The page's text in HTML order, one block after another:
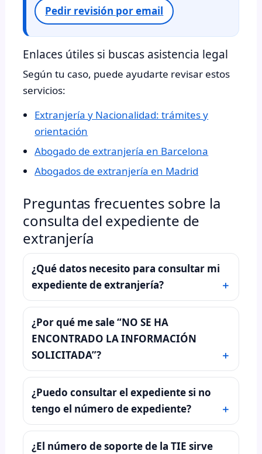
Pedir revisión por email
Enlaces útiles si buscas asistencia legal
Según tu caso, puede ayudarte revisar estos
servicios:
Extranjería y Nacionalidad: trámites y
orientación
Abogado de extranjería en Barcelona
Abogados de extranjería en Madrid
Preguntas frecuentes sobre la
consulta del expediente de
extranjería
¿Qué datos necesito para consultar mi
expediente de extranjería?
¿Por qué me sale “NO SE HA
ENCONTRADO LA INFORMACIÓN
SOLICITADA”?
¿Puedo consultar el expediente si no
tengo el número de expediente?
¿El número de soporte de la TIE sirve